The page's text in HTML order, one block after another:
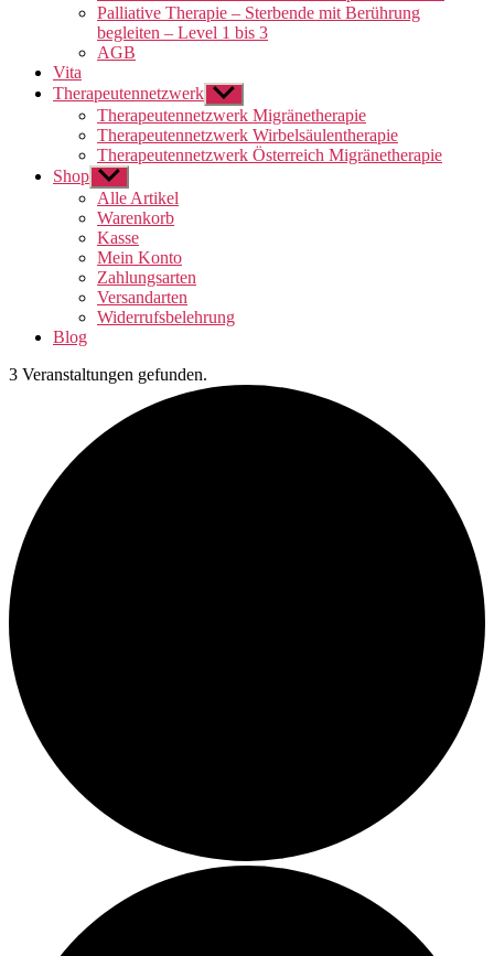
Palliative Therapie – Sterbende mit Berührung
begleiten – Level 1 bis 3
AGB
Vita
Therapeutennetzwerk Untermenü
anzeigen
Therapeutennetzwerk Migränetherapie
Therapeutennetzwerk Wirbelsäulentherapie
Therapeutennetzwerk Österreich Migränetherapie
Shop Untermenü
anzeigen
Alle Artikel
Warenkorb
Kasse
Mein Konto
Zahlungsarten
Versandarten
Widerrufsbelehrung
Blog
3 Veranstaltungen gefunden.